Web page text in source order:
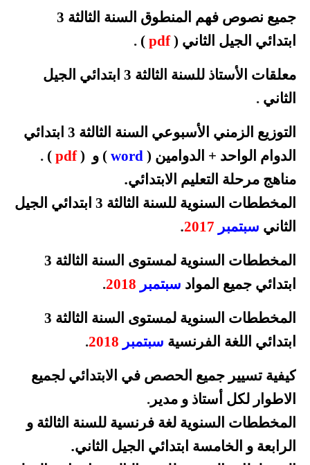
جميع نصوص فهم المنطوق السنة الثالثة 3
ابتدائي الجيل الثاني (pdf
)
.
معلقات الأستاذ للسنة الثالثة 3 ابتدائي الجيل
الثاني .
التوزيع الزمني الأسبوعي السنة الثالثة 3 ابتدائي
الدوام الواحد + الدوامين ( word ) و (pdf
)
.
مناهج مرحلة التعليم الابتدائي.
المخططات السنوية للسنة الثالثة 3 ابتدائي الجيل
الثاني سبتمبر 2017
.
المخططات السنوية لمستوى السنة الثالثة 3
ابتدائي جميع المواد سبتمبر 2018
.
المخططات السنوية لمستوى السنة الثالثة 3
ابتدائي اللغة الفرنسية سبتمبر 2018
.
كيفية تسيير جميع الحصص في الابتدائي لجميع
الاطوار لكل أستاذ و مدير .
المخططات السنوية لغة فرنسية للسنة الثالثة و
الرابعة و الخامسة ابتدائي الجيل الثاني.